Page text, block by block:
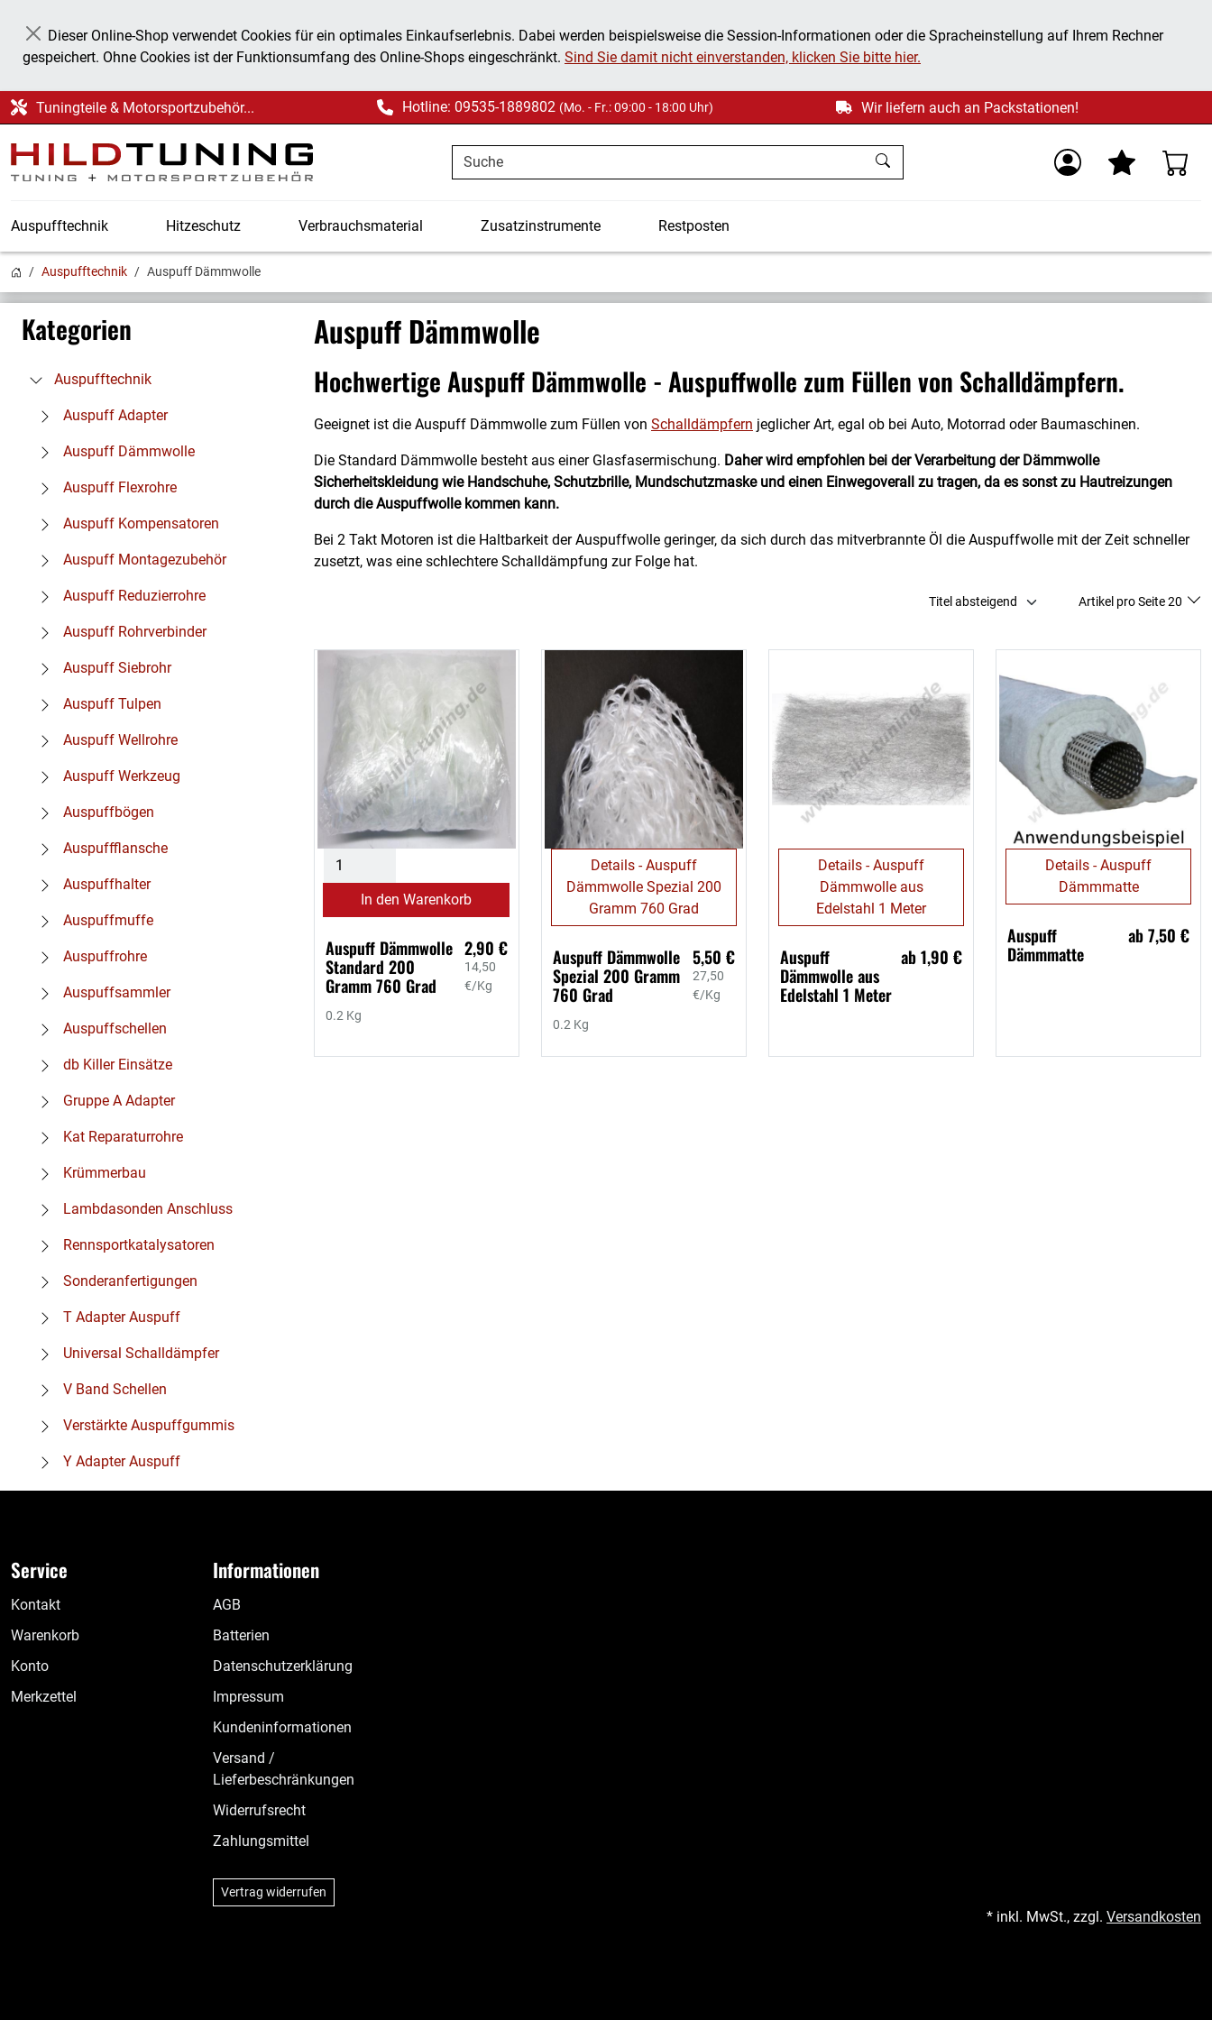
Schließen
Dieser Online-Shop verwendet Cookies für ein optimales Einkaufserlebnis. Dabei werden beispielsweise die Session-Informationen oder die Spracheinstellung auf Ihrem Rechner
gespeichert. Ohne Cookies ist der Funktionsumfang des Online-Shops eingeschränkt. Sind Sie damit nicht einverstanden, klicken Sie bitte hier.
Tuningteile & Motorsportzubehör... Hotline: 09535-1889802 (Mo. - Fr.: 09:00 - 18:00 Uhr) Wir liefern auch an Packstationen!
Suche
Auspufftechnik Hitzeschutz Verbrauchsmaterial Zusatzinstrumente Restposten
Auspufftechnik Auspuff Dämmwolle
Kategorien
Auspufftechnik
Auspuff Adapter
Auspuff Dämmwolle
Auspuff Flexrohre
Auspuff Kompensatoren
Auspuff Montagezubehör
Auspuff Reduzierrohre
Auspuff Rohrverbinder
Auspuff Siebrohr
Auspuff Tulpen
Auspuff Wellrohre
Auspuff Werkzeug
Auspuffbögen
Auspuffflansche
Auspuffhalter
Auspuffmuffe
Auspuffrohre
Auspuffsammler
Auspuffschellen
db Killer Einsätze
Gruppe A Adapter
Kat Reparaturrohre
Krümmerbau
Lambdasonden Anschluss
Rennsportkatalysatoren
Sonderanfertigungen
T Adapter Auspuff
Universal Schalldämpfer
V Band Schellen
Verstärkte Auspuffgummis
Y Adapter Auspuff
Auspuff Dämmwolle
Hochwertige Auspuff Dämmwolle - Auspuffwolle zum Füllen von Schalldämpfern.
Geeignet ist die Auspuff Dämmwolle zum Füllen von Schalldämpfern jeglicher Art, egal ob bei Auto, Motorrad oder Baumaschinen.
Die Standard Dämmwolle besteht aus einer Glasfasermischung. Daher wird empfohlen bei der Verarbeitung der Dämmwolle
Sicherheitskleidung wie Handschuhe, Schutzbrille, Mundschutzmaske und einen Einwegoverall zu tragen, da es sonst zu Hautreizungen
durch die Auspuffwolle kommen kann.
Bei 2 Takt Motoren ist die Haltbarkeit der Auspuffwolle geringer, da sich durch das mitverbrannte Öl die Auspuffwolle mit der Zeit schneller
zusetzt, was eine schlechtere Schalldämpfung zur Folge hat.
Titel absteigend Artikel pro Seite 20
In den Warenkorb
Auspuff Dämmwolle
Standard 200
Gramm 760 Grad
2,90 €
14,50
€/Kg
0.2 Kg
Details - Auspuff
Dämmwolle Spezial 200
Gramm 760 Grad
Auspuff Dämmwolle
Spezial 200 Gramm
760 Grad
5,50 €
27,50
€/Kg
0.2 Kg
Details - Auspuff
Dämmwolle aus
Edelstahl 1 Meter
Auspuff
Dämmwolle aus
Edelstahl 1 Meter
ab 1,90 €
Details - Auspuff
Dämmmatte
Auspuff
Dämmmatte
ab 7,50 €
Service
Kontakt
Warenkorb
Konto
Merkzettel
Informationen
AGB
Batterien
Datenschutzerklärung
Impressum
Kundeninformationen
Versand /
Lieferbeschränkungen
Widerrufsrecht
Zahlungsmittel
Vertrag widerrufen
* inkl. MwSt., zzgl. Versandkosten